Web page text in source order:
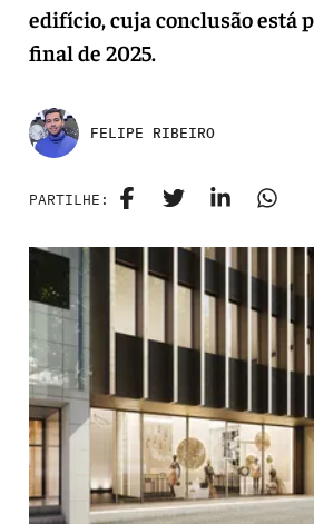
edifício, cuja conclusão está
final de 2025.
FELIPE RIBEIRO
PARTILHE: